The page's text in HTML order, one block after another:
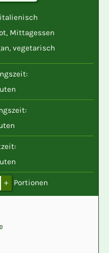
italienisch
, Mittagessen
,vegetarisch
+ Portionen